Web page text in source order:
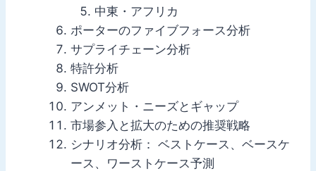
中東・アフリカ
ポーターのファイブフォース分析
サプライチェーン分析
特許分析
SWOT分析
アンメット・ニーズとギャップ
市場参入と拡大のための推奨戦略
シナリオ分析： ベストケース、ベースケ
ース、ワーストケース予測